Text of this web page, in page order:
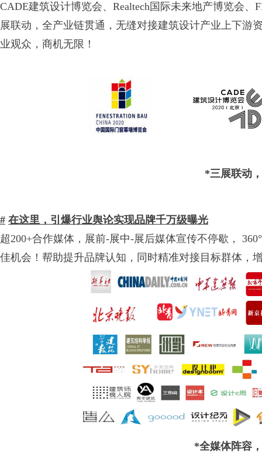
CADE建筑设计博览会、Realtech国际未来地产博览会
展联动，全产业链贯通，无缝对接建筑设计产业上下游
业观众，商机无限！
*三展联动
# 在这里，引爆行业舆论实现品牌千万级曝光
超200+合作媒体，展前-展中-展后媒体宣传不停歇，
佳机会！帮助提升品牌认知，同时精准对接目标群体，
*全媒体阵容